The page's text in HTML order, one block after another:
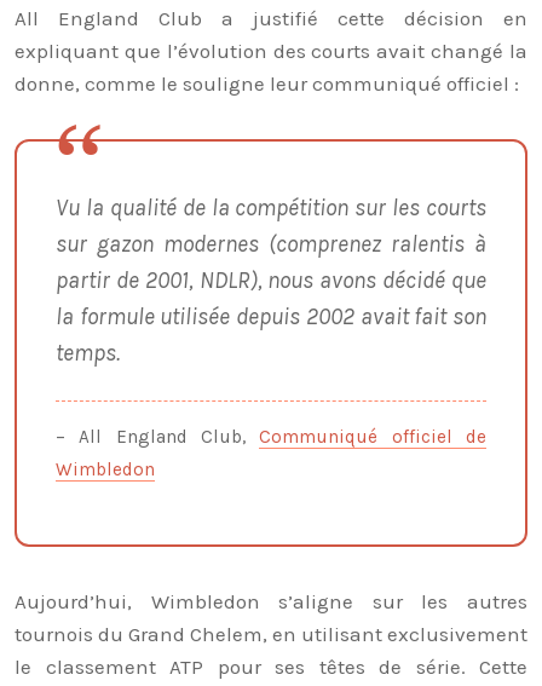
All England Club a justifié cette décision en
expliquant que l’évolution des courts avait changé la
donne, comme le souligne leur communiqué officiel :
Vu la qualité de la compétition sur les courts
sur gazon modernes (comprenez ralentis à
partir de 2001, NDLR), nous avons décidé que
la formule utilisée depuis 2002 avait fait son
temps.
– All England Club,Communiqué officiel de
Wimbledon
Aujourd’hui, Wimbledon s’aligne sur les autres
tournois du Grand Chelem, en utilisant exclusivement
le classement ATP pour ses têtes de série. Cette